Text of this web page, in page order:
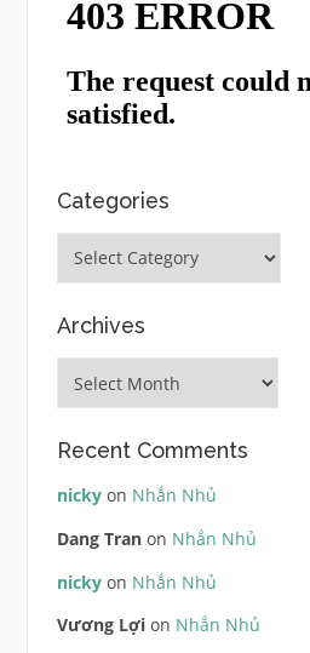
Categories
Categories
Archives
Recent Comments
nickyon Nhắn Nhủ
Dang Tranon Nhắn Nhủ
nickyon Nhắn Nhủ
Vương Lợion Nhắn Nhủ